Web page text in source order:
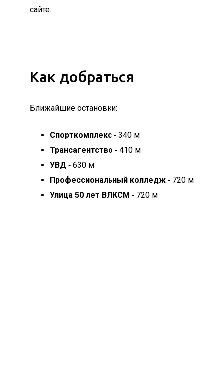
сайте.
Как добраться
Ближайшие остановки:
Спорткомплекс ‐ 340 м
Трансагентство ‐ 410 м
УВД ‐ 630 м
Профессиональный колледж ‐ 720 м
Улица 50 лет ВЛКСМ ‐ 720 м